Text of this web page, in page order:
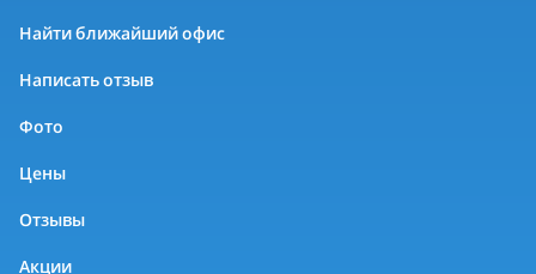
Найти ближайший офис
Написать отзыв
Фото
Цены
Отзывы
Акции